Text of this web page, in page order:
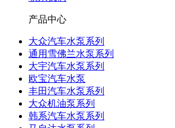
产品中心
大众汽车水泵系列
通用雪佛兰水泵系列
大宇汽车水泵系列
欧宝汽车水泵
丰田汽车水泵系列
大众机油泵系列
韩系汽车水泵系列